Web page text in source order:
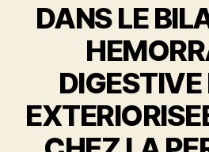
DANS LE